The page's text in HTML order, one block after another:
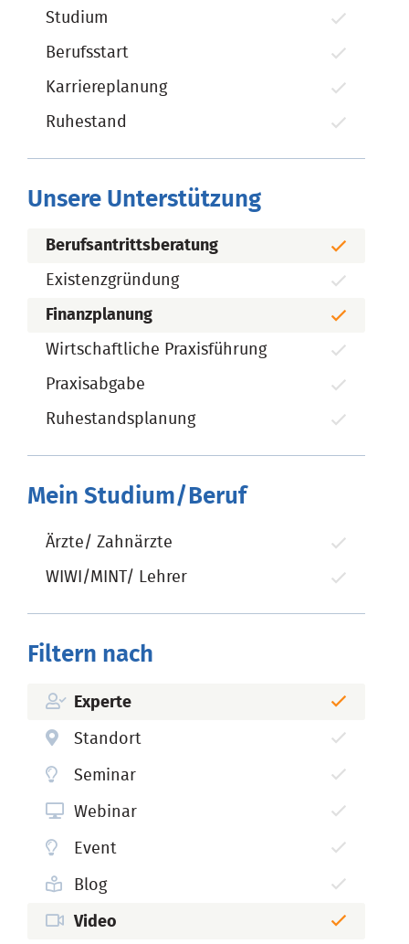
Studium
Berufsstart
Karriereplanung
Ruhestand
Unsere Unterstützung
Berufsantrittsberatung
Existenzgründung
Finanzplanung
Wirtschaftliche Praxisführung
Praxisabgabe
Ruhestandsplanung
Mein Studium/Beruf
Ärzte/ Zahnärzte
WIWI/MINT/ Lehrer
Filtern nach
Experte
Standort
Seminar
Webinar
Event
Blog
Video